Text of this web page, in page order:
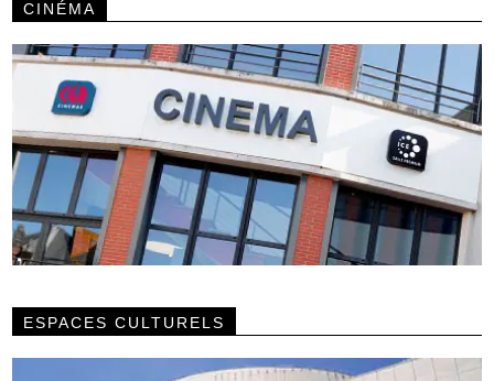
CINÉMA
ESPACES CULTURELS